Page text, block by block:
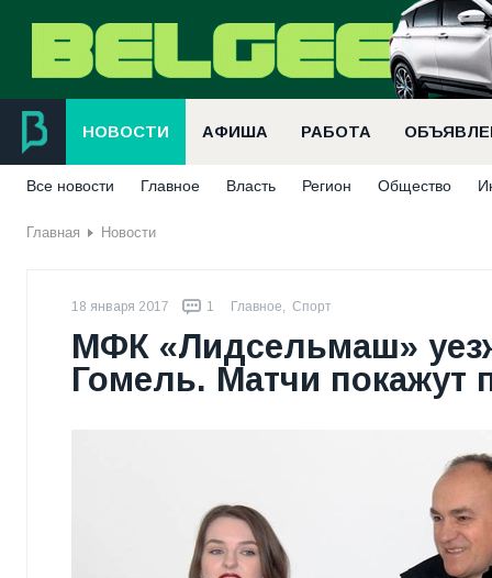
НОВОСТИ АФИША РАБОТА
Все новости Главное Власть Регион Общество
Главная Новости
18 января 2017 1 Главное, Спорт
МФК «Лидсельмаш»
Гомель. Матчи покажут